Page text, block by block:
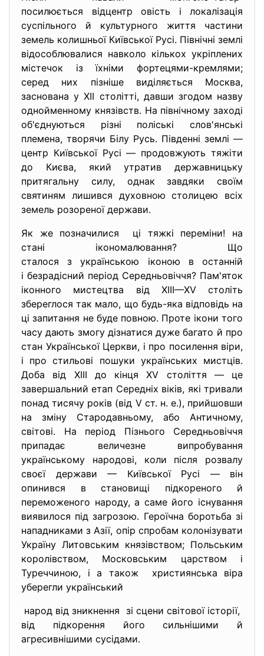
посилюється відцентр овість і локалізація
суспільного й культурного життя частини
земель колишньої Київської Русі. Північні землі
відособлювалися навколо кількох укріплених
містечок із їхніми фортецями-кремлями;
серед них пізніше виділяється Москва,
заснована у ХІІ столітті, давши згодом назву
однойменному князівств. На північному заході
об'єднуються різні поліські слов'янські
племена, творячи Білу Русь. Південні землі —
центр Київської Русі — продовжують тяжіти
до Києва, який утратив державницьку
притягальну силу, однак завдяки своїм
святиням лишився духовною столицею всіх
земель розореної держави.
Як же позначилися ці тяжкі переміни! на
стані ікономалювання? Що
сталося з українською іконою в останній
і безрадісний період Середньовіччя? Пам'яток
іконного мистецтва від XIII—XV століть
збереглося так мало, що будь-яка відповідь на
ці запитання не буде повною. Проте ікони того
часу дають змогу дізнатися дуже багато й про
стан Української Церкви, і про посилення віри,
і про стильові пошуки українських мистців.
Доба від XIII до кінця XV століття — це
завершальний етап Середніх віків, які тривали
понад тисячу років (від V ст. н. е.), прийшовши
на зміну Стародавньому, або Античному,
світові. На період Пізнього Середньовіччя
припадає величезне випробування
українському народові, коли після розвалу
своєї держави — Київської Русі — він
опинився в становищі підкореного й
переможеного народу, а саме його існування
виявилося під загрозою. Героїчна боротьба зі
нападниками з Азії, опір спробам колонізувати
Україну Литовським князівством; Польським
королівством, Московським царством і
Туреччиною, і а також християнська віра
уберегли український
народ від зникнення зі сцени світової історії,
від підкорення його сильнішими й
агресивнішими сусідами.